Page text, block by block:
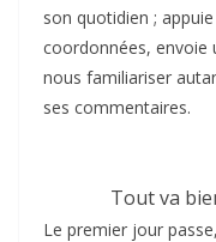
son quotidien ;
coordonnées, envoie
nous familiariser
ses commentaires.
Tout va
Le premier jour